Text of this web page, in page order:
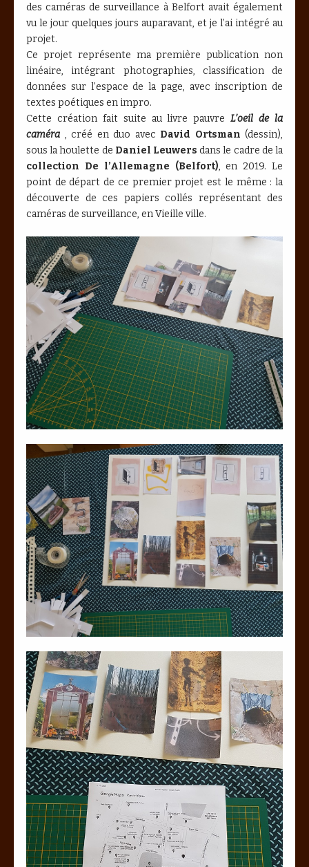
des caméras de surveillance à Belfort avait également
vu le jour quelques jours auparavant, et je l’ai intégré au
projet.
Ce projet représente ma première publication non
linéaire, intégrant photographies, classification de
données sur l’espace de la page, avec inscription de
textes poétiques en impro.
Cette création fait suite au livre pauvreL’oeil de la
caméra , créé en duo avec David Ortsman (dessin),
sous la houlette de Daniel Leuwers dans le cadre de la
collection De l’Allemagne (Belfort), en 2019. Le
point de départ de ce premier projet est le même : la
découverte de ces papiers collés représentant des
caméras de surveillance, en Vieille ville.